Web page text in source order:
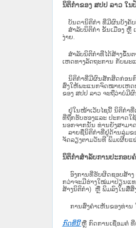
ນິຕິກຳຂອງ ສປປ ລາວ ໃ
ບັນດານິຕິກໍາ ທີ່ມີຜົນບັງຄັບ
ສຳລັບນິ​ຕິ​ກຳ ຂັ້ນເມືອງ ຫຼື
ງ່າຍ.
ສໍາລັບນິຕິກໍາທີ່ໄດ້ສ້າງຂຶ້ນ
ເຫດທາງລັດຖະການ ກັບ​ພະ
ນິ​ຕິ​ກຳ​ທີ່​ມີ​ຜົນ​ສັກ​ສິດ​ກ່ອນ​ກົ
ສົ່ງໃຫ້​ພະແນກຈົດ​ໝາຍ​ເຫດ​
ຂອງ ສປ​ປ ລາວ ​ຈະຖື​ວ່າບໍ່​ມີ​
ຢູ່ໃນໜ້າ​ເວັບ​ໄຊ​ນີ້ ນິຕິກຳທີ່ເ
ທີ່ຖືກຮັບຮອງແລະ ປະກາດໃ
ນອກຈາກນັ້ນ ທ່ານຍັງສາມາ
ລາຍຊື່ນິຕິກຳທີ່ຢູ່ດ້ານລຸ່ມຂ
ຈັດລຽງຕາມວັນທີ ພິມເຜີຍແ
ນິຕິກຳສຳລັບການປະກອບ
ອົງການທີ່ຮັບຜິດຊອບສ້າງ
ກວ່າຈະມີຮ່າງໃໝ່ມາປ່ຽນແທ
ສ້າງນິຕິກຳ) ຫຼື ພິມລົງໃນສື່ສິ່
ການສົ່ງຄໍາເຫັນຂອງທ່ານ
ກົດທີ່ນີ້ ຫຼື ກົດການເຊື່ອມຕໍ່ ທີ່